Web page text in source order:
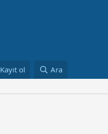
Kayıt ol Ara